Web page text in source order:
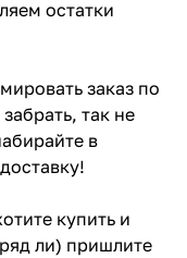
остатки
заказ по
так не
в
купить и
ли) пришлите